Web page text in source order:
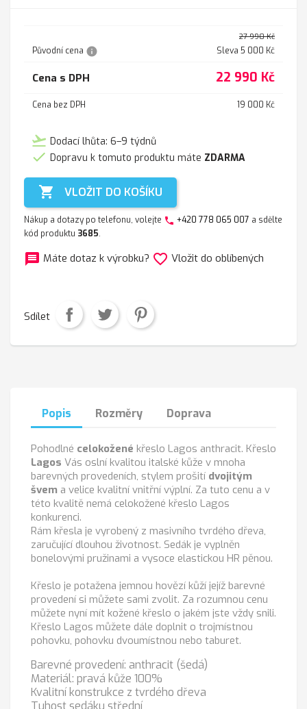
Původní cena info
27 990 Kč
Sleva 5 000 Kč
Cena s DPH 22 990 Kč
Cena bez DPH 19 000 Kč
flight_takeoff Dodací lhůta: 6–9 týdnů
 Dopravu k tomuto produktu máte ZDARMA
 VLOŽIT DO KOŠÍKU
Nákup a dotazy po telefonu, volejte phone +420 778 065 007 a sdělte
kód produktu 3685.
message Máte dotaz k výrobku? favorite_border Vložit do oblíbených
Sdílet
Popis Rozměry Doprava
Pohodlné celokožené křeslo Lagos anthracit. Křeslo
Lagos Vás oslní kvalitou italské kůže v mnoha
barevných provedeních, stylem prošití dvojitým
švem a velice kvalitní vnitřní výplní. Za tuto cenu a v
této kvalitě nemá celokožené křeslo Lagos
konkurenci.
Rám křesla je vyrobený z masivního tvrdého dřeva,
zaručující dlouhou životnost. Sedák je vyplněn
bonelovými pružinami a vysoce elastickou HR pěnou.
Křeslo je potažena jemnou hovězí kůží jejíž barevné
provedení si můžete sami zvolit. Za rozumnou cenu
můžete nyní mít kožené křeslo o jakém jste vždy snili.
Křeslo Lagos můžete dále doplnit o trojmístnou
pohovku, pohovku dvoumístnou nebo taburet.
Barevné provedení: anthracit (šedá)
Materiál: pravá kůže 100%
Kvalitní konstrukce z tvrdého dřeva
Tuhost sedáku střední